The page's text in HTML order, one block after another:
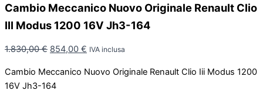
Cambio Meccanico Nuovo Originale Renault Clio
III Modus 1200 16V Jh3-164
1.830,00€ Il
originale
era:
854,00 € Il
attuale
IVA inclusa
Cambio Meccanico Nuovo Originale Renault Clio Iii Modus 1200
16V Jh3-164